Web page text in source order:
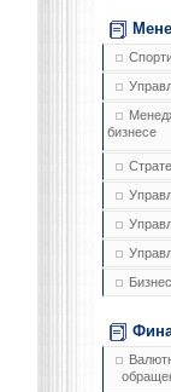
бизнесе
Бизнес